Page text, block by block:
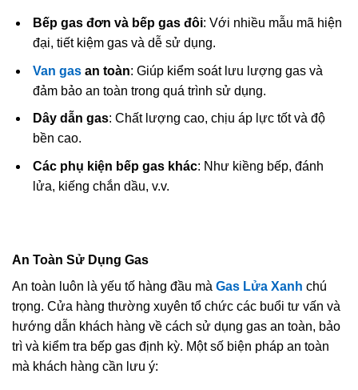
Bếp gas đơn và bếp gas đôi: Với nhiều mẫu mã hiện
đại, tiết kiệm gas và dễ sử dụng.
Van gasan toàn: Giúp kiểm soát lưu lượng gas và
đảm bảo an toàn trong quá trình sử dụng.
Dây dẫn gas: Chất lượng cao, chịu áp lực tốt và độ
bền cao.
Các phụ kiện bếp gas khác: Như kiềng bếp, đánh
lửa, kiếng chắn dầu, v.v.
An Toàn Sử Dụng Gas
An toàn luôn là yếu tố hàng đầu mà Gas Lửa Xanh chú
trọng. Cửa hàng thường xuyên tổ chức các buổi tư vấn và
hướng dẫn khách hàng về cách sử dụng gas an toàn, bảo
trì và kiểm tra bếp gas định kỳ. Một số biện pháp an toàn
mà khách hàng cần lưu ý: